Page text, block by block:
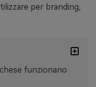
per branding,
funzionano